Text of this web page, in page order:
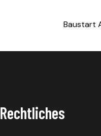
Baustart
Rechtliches